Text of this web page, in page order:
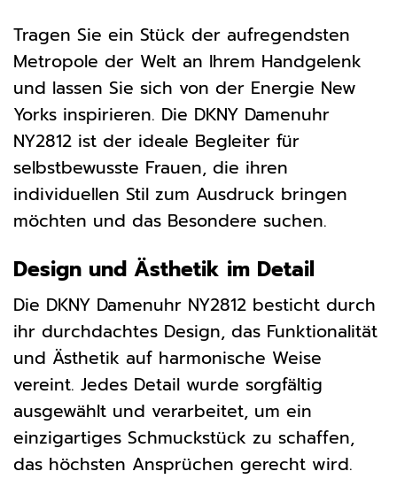
Tragen Sie ein Stück der aufregendsten
Metropole der Welt an Ihrem Handgelenk
und lassen Sie sich von der Energie New
Yorks inspirieren. Die DKNY Damenuhr
NY2812 ist der ideale Begleiter für
selbstbewusste Frauen, die ihren
individuellen Stil zum Ausdruck bringen
möchten und das Besondere suchen.
Design und Ästhetik im Detail
Die DKNY Damenuhr NY2812 besticht durch
ihr durchdachtes Design, das Funktionalität
und Ästhetik auf harmonische Weise
vereint. Jedes Detail wurde sorgfältig
ausgewählt und verarbeitet, um ein
einzigartiges Schmuckstück zu schaffen,
das höchsten Ansprüchen gerecht wird.